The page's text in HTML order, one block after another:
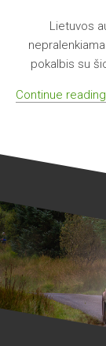
Lietuvos
pokalbis su
Continue